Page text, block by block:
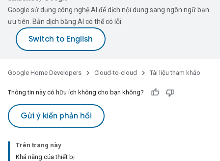
Google sử dụng công nghệ AI để dịch nội dung sang ngôn ngữ bạn
ưu tiên. Bản dịch bằng AI có thể có lỗi.
Google Home Developers Cloud-to-cloud Tài liệu tham khảo
Thông tin này có hữu ích không cho bạn không?
Gửi ý kiến phản hồi
Trên trang này
Khả năng của thiết bị